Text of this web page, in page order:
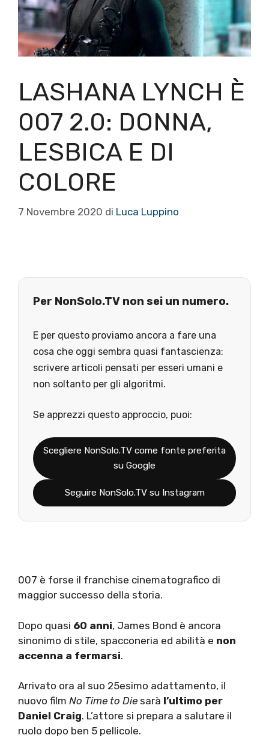
LASHANA LYNCH È
007 2.0: DONNA,
LESBICA E DI
COLORE
7 Novembre 2020 di Luca Luppino
Per NonSolo.TV non sei un numero.
E per questo proviamo ancora a fare una
cosa che oggi sembra quasi fantascienza:
scrivere articoli pensati per esseri umani e
non soltanto per gli algoritmi.
Se apprezzi questo approccio, puoi:
Scegliere NonSolo.TV come fonte preferita
su Google
Seguire NonSolo.TV su Instagram
007 è forse il franchise cinematografico di
maggior successo della storia.
Dopo quasi 60 anni, James Bond è ancora
sinonimo di stile, spacconeria ed abilità e non
accenna a fermarsi.
Arrivato ora al suo 25esimo adattamento, il
nuovo film No Time to Die sarà l’ultimo per
Daniel Craig. L’attore si prepara a salutare il
ruolo dopo ben 5 pellicole.